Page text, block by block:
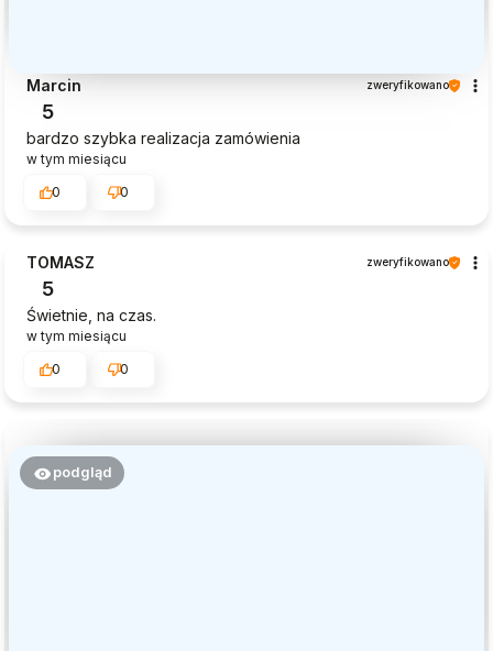
Marcin zweryfikowano
5
bardzo szybka realizacja zamówienia
w tym miesiącu
0
0
TOMASZ zweryfikowano
5
Świetnie, na czas.
w tym miesiącu
0
0
podgląd